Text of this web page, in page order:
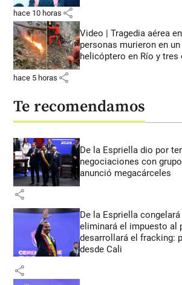
hace 10 horas share
Video | Tragedia aérea
personas murieron en
helicóptero en Río y tres
hace 5 horas share
Te recomendamos
De la Espriella dio por
negociaciones con
anunció megacárceles
share
De la Espriella
eliminará el impuesto al
desarrollará el fracking:
desde Cali
share